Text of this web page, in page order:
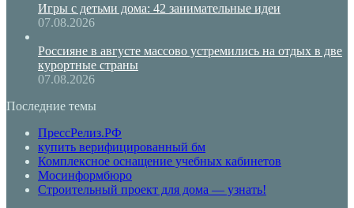
Игры с детьми дома: 42 занимательные идеи
07.08.2026
Россияне в августе массово устремились на отдых в две
курортные страны
07.08.2026
Последние темы
ПрессРелиз.РФ
купить верифицированный бм
Комплексное оснащение учебных кабинетов
Мосинформбюро
Строительный проект для дома — узнать!